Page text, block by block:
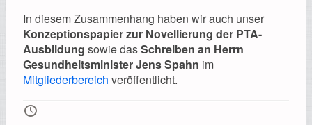
Registrierung
Impressionen
In diesem Zusammenhang haben wir auch unser
Konzeptionspapier zur Novellierung der PTA-
Ausbildung sowie dasSchreiben an Herrn
Gesundheitsminister Jens Spahn im
Mitgliederbereich veröffentlicht.
🕔